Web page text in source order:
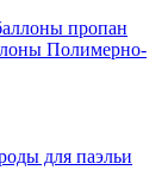
пропан
Полимерно-
для паэльи